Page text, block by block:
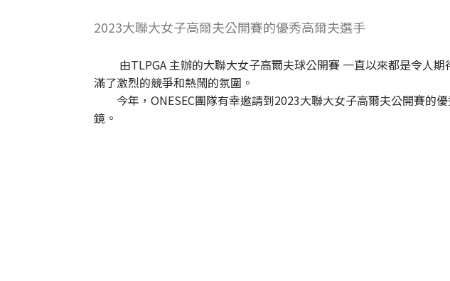
2023大聯大女子高爾夫公開賽的優秀高爾夫選手
由TLPGA 主辦的大聯大女子高爾夫球公開賽 一直以來都是令人期
滿了激烈的競爭和熱鬧的氛圍。
今年，ONESEC團隊有幸邀請到2023大聯大女子高爾夫公開賽的
鏡。